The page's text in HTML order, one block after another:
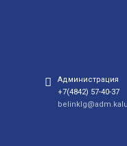
Администрация
+7(4842) 57-40-37